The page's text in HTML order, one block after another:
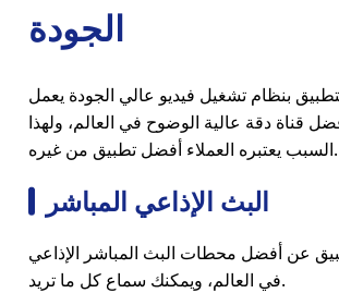
الجودة
بنظام تشغيل فيديو عالي الجودة يعمل
قناة دقة عالية الوضوح في العالم، ولهذا
السبب يعتبره العملاء أفضل تطبيق من غيره.
البث الإذاعي المباشر
عن أفضل محطات البث المباشر الإذاعي
في العالم، ويمكنك سماع كل ما تريد.